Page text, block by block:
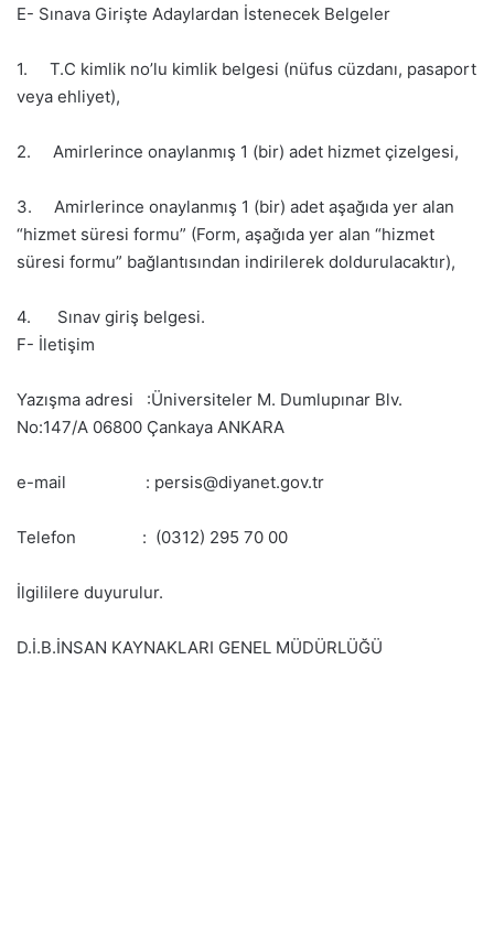
E- Sınava Girişte Adaylardan İstenecek Belgeler
1. T.C kimlik no’lu kimlik belgesi (nüfus cüzdanı, pasaport
veya ehliyet),
2. Amirlerince onaylanmış 1 (bir) adet hizmet çizelgesi,
3. Amirlerince onaylanmış 1 (bir) adet aşağıda yer alan
“hizmet süresi formu” (Form, aşağıda yer alan “hizmet
süresi formu” bağlantısından indirilerek doldurulacaktır),
4. Sınav giriş belgesi.
F- İletişim
Yazışma adresi :Üniversiteler M. Dumlupınar Blv.
No:147/A 06800 Çankaya ANKARA
e-mail : persis@diyanet.gov.tr
Telefon : (0312) 295 70 00
İlgililere duyurulur.
D.İ.B.İNSAN KAYNAKLARI GENEL MÜDÜRLÜĞÜ